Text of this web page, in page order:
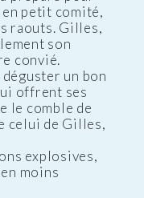
petit comité,
raouts. Gilles,
son
convié.
un bon
offrent ses
le comble de
celui de Gilles,
explosives,
moins